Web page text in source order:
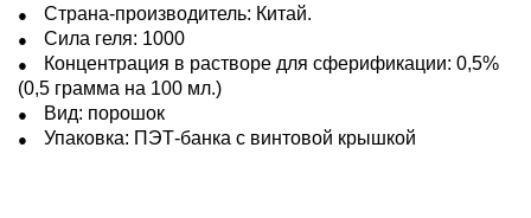
Страна-производитель: Китай.
Сила геля: 1000
Концентрация в растворе для сферификации: 0,5%
(0,5 грамма на 100 мл.)
Вид: порошок
Упаковка: ПЭТ-банка с винтовой крышкой